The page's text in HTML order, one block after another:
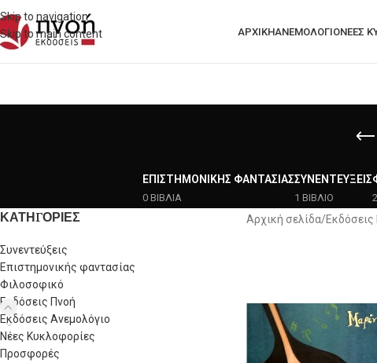
Skip to navigation
Skip to main content
ΑΡΧΙΚΗΑΝΕΜΟΛΟΓΙΟΝΈΕΣ
ΕΠΙΣΤΗΜΟΝΙΚΉΣ ΦΑΝΤΑΣΊΑΣ
0 ΒΙΒΛΙΑ
ΣΥΝΕΝΤΕΎΞΕΙΣ
1 ΒΙΒΛΙΟ
ΚΑΤΗΓΟΡΙΕΣ
Συνεντεύξεις
Επιστημονικής φαντασίας
Φιλοσοφικό
Εκδόσεις Πνοή
Εκδόσεις Ανεμολόγιο
Νέες Κυκλοφορίες
Προσφορές
Αρχική σελίδα/Εκδόσεις